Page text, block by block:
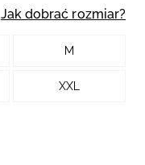
Jak dobrać rozmiar?
M
XXL